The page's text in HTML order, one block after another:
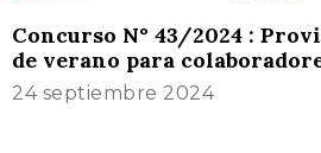
Concurso N° 43/2024 :
de verano para
24 septiembre 2024